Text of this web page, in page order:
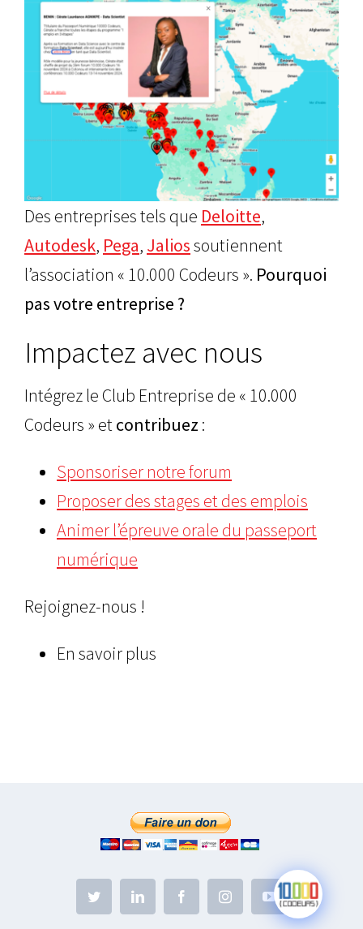
Des entreprises tels que Deloitte,
Autodesk, Pega, Jaliossoutiennent
l’association « 10.000 Codeurs ». Pourquoi
pas votre entreprise ?
Impactez avec nous
Intégrez le Club Entreprise de « 10.000
Codeurs » etcontribuez :
Sponsoriser notre forum
Proposer des stages et des emplois
Animer l’épreuve orale du passeport
numérique
Rejoignez-nous !
En savoir plus
Twitter LinkedInFacebookInstagramYouTube